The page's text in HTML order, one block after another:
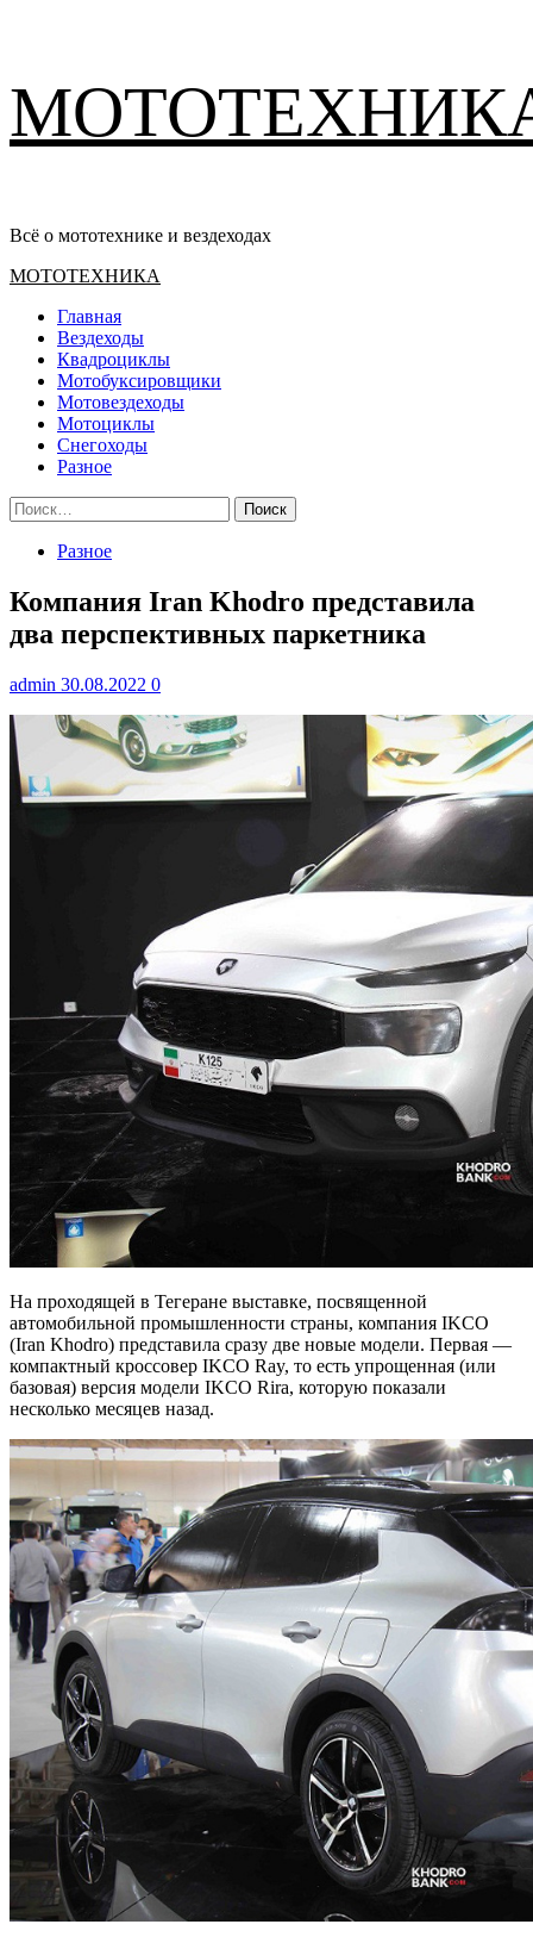
содержимому
Всё о мототехнике и вездеходах
Основное
МОТОТЕХНИКА
Главная
Вездеходы
Квадроциклы
Мотобуксировщики
Мотовездеходы
Мотоциклы
Снегоходы
Разное
Найти:
Разное
Компания Iran Khodro представила
два перспективных паркетника
admin 30.08.2022 0
На проходящей в Тегеране выставке, посвященной
автомобильной промышленности страны, компания IKCO
(Iran Khodro) представила сразу две новые модели. Первая —
компактный кроссовер IKCO Ray, то есть упрощенная (или
базовая) версия модели IKCO Rira, которую показали
несколько месяцев назад.